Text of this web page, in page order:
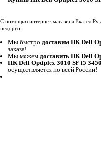
С помощью интернет-магазина Екател.Ру
недорго:
Мы быстро доставим ПК Dell
заказа!
Мы можем доставить ПК Dell
ПК Dell Optiplex 3010 SF i5
осуществляется по всей России!